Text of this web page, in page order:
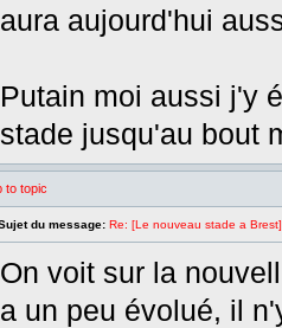
aura aujourd'hui
Putain moi aussi j'y
stade jusqu'au bout
to topic
du message: Re: [Le nouveau stade a Brest]
On voit sur la
a un peu évolué, il